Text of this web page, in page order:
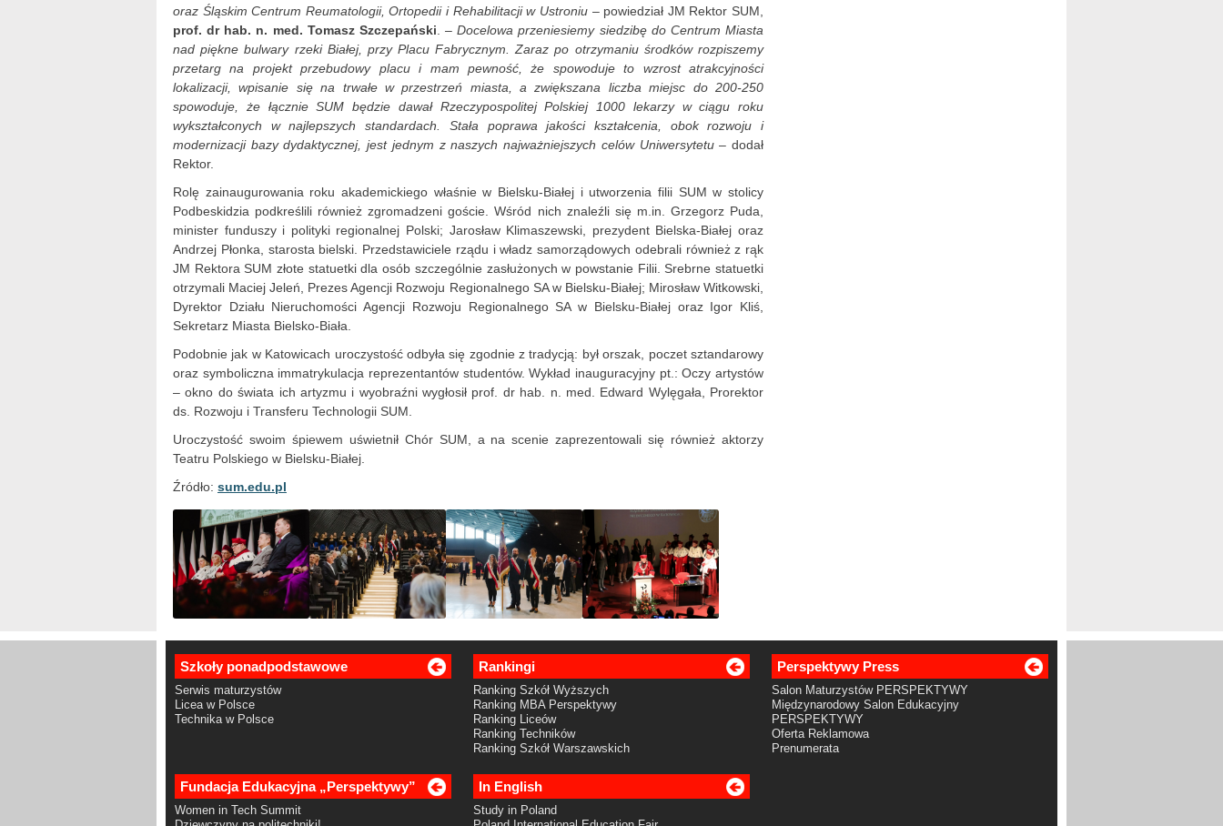
oraz Śląskim Centrum Reumatologii, Ortopedii i Rehabilitacji w Ustroniu– powiedział JM Rektor SUM,
prof. dr hab. n. med. Tomasz Szczepański .– Docelowa przeniesiemy siedzibę do Centrum Miasta
nad piękne bulwary rzeki Białej, przy Placu Fabrycznym. Zaraz po otrzymaniu środków rozpiszemy
przetarg na projekt przebudowy placu i mam pewność, że spowoduje to wzrost atrakcyjności
lokalizacji, wpisanie się na trwałe w przestrzeń miasta, a zwiększana liczba miejsc do 200-250
spowoduje, że łącznie SUM będzie dawał Rzeczypospolitej Polskiej 1000 lekarzy w ciągu roku
wykształconych w najlepszych standardach. Stała poprawa jakości kształcenia, obok rozwoju i
modernizacji bazy dydaktycznej, jest jednym z naszych najważniejszych celów Uniwersytetu– dodał
Rektor.
Rolę zainaugurowania roku akademickiego właśnie w Bielsku-Białej i utworzenia filii SUM w stolicy
Podbeskidzia podkreślili również zgromadzeni goście. Wśród nich znaleźli się m.in. Grzegorz Puda,
minister funduszy i polityki regionalnej Polski; Jarosław Klimaszewski, prezydent Bielska-Białej oraz
Andrzej Płonka, starosta bielski. Przedstawiciele rządu i władz samorządowych odebrali również z rąk
JM Rektora SUM złote statuetki dla osób szczególnie zasłużonych w powstanie Filii. Srebrne statuetki
otrzymali Maciej Jeleń, Prezes Agencji Rozwoju Regionalnego SA w Bielsku-Białej; Mirosław Witkowski,
Dyrektor Działu Nieruchomości Agencji Rozwoju Regionalnego SA w Bielsku-Białej oraz Igor Kliś,
Sekretarz Miasta Bielsko-Biała.
Podobnie jak w Katowicach uroczystość odbyła się zgodnie z tradycją: był orszak, poczet sztandarowy
oraz symboliczna immatrykulacja reprezentantów studentów. Wykład inauguracyjny pt.: Oczy artystów
– okno do świata ich artyzmu i wyobraźni wygłosił prof. dr hab. n. med. Edward Wylęgała, Prorektor
ds. Rozwoju i Transferu Technologii SUM.
Uroczystość swoim śpiewem uświetnił Chór SUM, a na scenie zaprezentowali się również aktorzy
Teatru Polskiego w Bielsku-Białej.
Źródło: sum.edu.pl
Szkoły ponadpodstawowe
Serwis maturzystów
Licea w Polsce
Technika w Polsce
Rankingi
Ranking Szkół Wyższych
Ranking MBA Perspektywy
Ranking Liceów
Ranking Techników
Ranking Szkół Warszawskich
Perspektywy Press
Salon Maturzystów PERSPEKTYWY
Międzynarodowy Salon Edukacyjny
PERSPEKTYWY
Oferta Reklamowa
Prenumerata
Fundacja Edukacyjna „Perspektywy”
Women in Tech Summit
In English
Study in Poland